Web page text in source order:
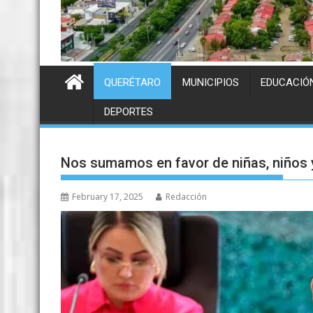
QUERÉTARO MUNICIPIOS
DEPORTES
Nos sumamos en favor de niñas, niños
February 17, 2025 Redacción